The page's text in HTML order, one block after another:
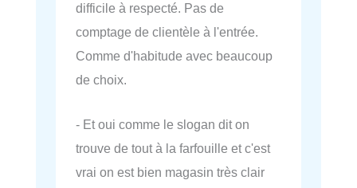
difficile à respecté. Pas de
comptage de clientèle à l'entrée.
Comme d'habitude avec beaucoup
de choix.
- Et oui comme le slogan dit on
trouve de tout à la farfouille et c'est
vrai on est bien magasin très clair